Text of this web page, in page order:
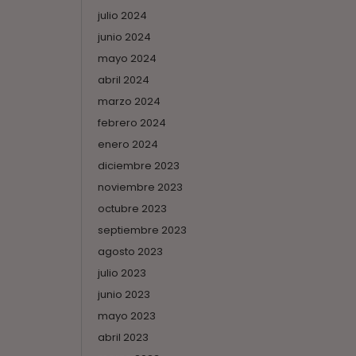
julio 2024
junio 2024
mayo 2024
abril 2024
marzo 2024
febrero 2024
enero 2024
diciembre 2023
noviembre 2023
octubre 2023
septiembre 2023
agosto 2023
julio 2023
junio 2023
mayo 2023
abril 2023